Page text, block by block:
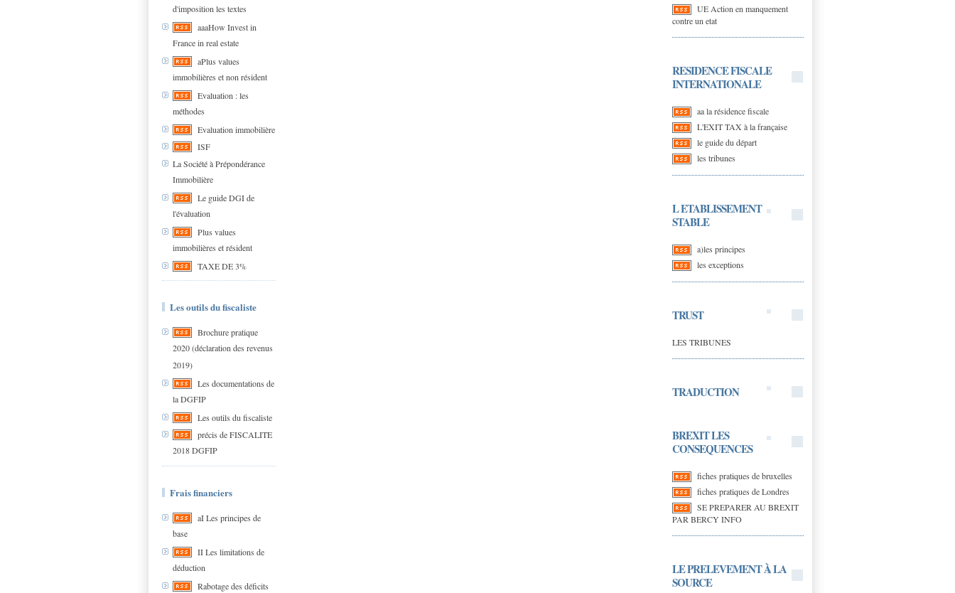
d'imposition les textes
aaaHow Invest in
France in real estate
aPlus values
immobilières et non résident
Evaluation : les
méthodes
Evaluation immobilière
ISF
La Société à Prépondérance
Immobilière
Le guide DGI de
l'évaluation
Plus values
immobilières et résident
TAXE DE 3%
Les outils du fiscaliste
Brochure pratique
2020 (déclaration des revenus
2019)
Les documentations de
la DGFIP
Les outils du fiscaliste
précis de FISCALITE
2018 DGFIP
Frais financiers
aI Les principes de
base
II Les limitations de
déduction
Rabotage des déficits
UE Action en manquement
contre un etat
RESIDENCE FISCALE
INTERNATIONALE
aa la résidence fiscale
L'EXIT TAX à la française
le guide du départ
les tribunes
L ETABLISSEMENT
STABLE
a)les principes
les exceptions
TRUST
LES TRIBUNES
TRADUCTION
BREXIT LES
CONSEQUENCES
fiches pratiques de bruxelles
fiches pratiques de Londres
SE PREPARER AU BREXIT
PAR BERCY INFO
LE PRELEVEMENT À LA
SOURCE